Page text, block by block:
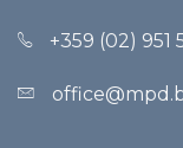
+359 (02) 951